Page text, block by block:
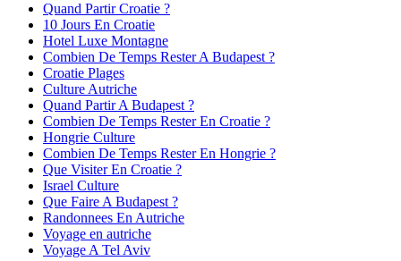
Quand Partir Croatie ?
10 Jours En Croatie
Hotel Luxe Montagne
Combien De Temps Rester A Budapest ?
Croatie Plages
Culture Autriche
Quand Partir A Budapest ?
Combien De Temps Rester En Croatie ?
Hongrie Culture
Combien De Temps Rester En Hongrie ?
Que Visiter En Croatie ?
Israel Culture
Que Faire A Budapest ?
Randonnees En Autriche
Voyage en autriche
Voyage A Tel Aviv